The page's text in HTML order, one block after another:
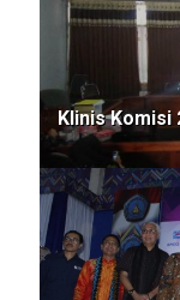
Klinis Komisi